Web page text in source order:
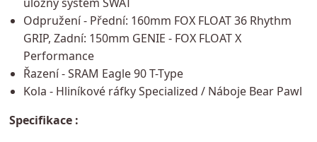
Odpružení - Přední: 160mm FOX FLOAT 36 Rhythm
GRIP, Zadní: 150mm GENIE - FOX FLOAT X
Performance
Řazení - SRAM Eagle 90 T-Type
Kola - Hliníkové ráfky Specialized / Náboje Bear Pawl
Specifikace :